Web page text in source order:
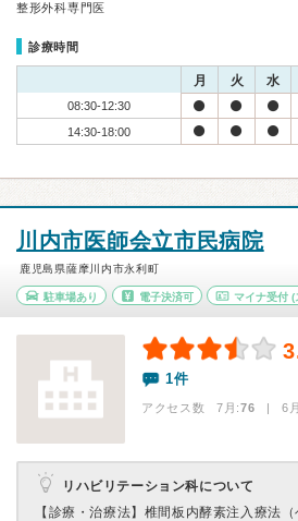
整形外科専門医
診療時間
月 火 水
08:30-12:30
14:30-18:00
川内市医師会立市民病院
鹿児島県薩摩川内市永利町
駐車場あり 電子決済可 マイナ受付 (
1件
アクセス数 7月:76 | 6
リハビリテーション科について
【診療・治療法】 椎間板内酵素注入療法